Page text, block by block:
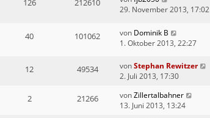
126 212610
29. November 2013, 17:02
40 101062 von Dominik B
1. Oktober 2013, 22:27
12 49534 vonStephan Rewitzer
2. Juli 2013, 17:30
2 21266 vonZillertalbahner
13. Juni 2013, 13:24